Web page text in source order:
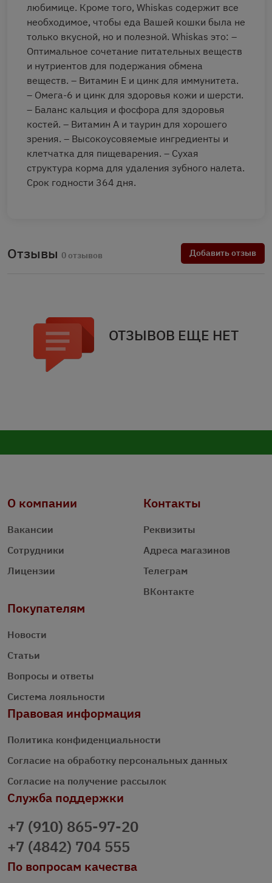
любимице. Кроме того, Whiskas содержит все
необходимое, чтобы еда Вашей кошки была не
только вкусной, но и полезной. Whiskas это: –
Оптимальное сочетание питательных веществ
и нутриентов для подержания обмена
веществ. – Витамин Е и цинк для иммунитета.
– Омега-6 и цинк для здоровья кожи и шерсти.
– Баланс кальция и фосфора для здоровья
костей. – Витамин А и таурин для хорошего
зрения. – Высокоусовяемые ингредиенты и
клетчатка для пищеварения. – Сухая
структура корма для удаления зубного налета.
Срок годности 364 дня.
Отзывы 0 отзывов Добавить отзыв
ОТЗЫВОВ ЕЩЕ НЕТ
О компании
Вакансии
Сотрудники
Лицензии
Контакты
Реквизиты
Адреса магазинов
Телеграм
ВКонтакте
Покупателям
Новости
Статьи
Вопросы и ответы
Система лояльности
Правовая информация
Политика конфиденциальности
Согласие на обработку персональных данных
Согласие на получение рассылок
Служба поддержки
+7 (910) 865-97-20
+7 (4842) 704 555
По вопросам качества